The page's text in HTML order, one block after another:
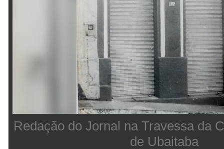
Redação do Jornal na Travessa da
de Ubaitaba